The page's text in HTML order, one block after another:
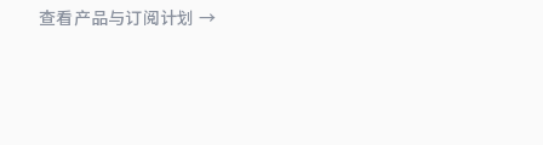
查看产品与订阅计划 →